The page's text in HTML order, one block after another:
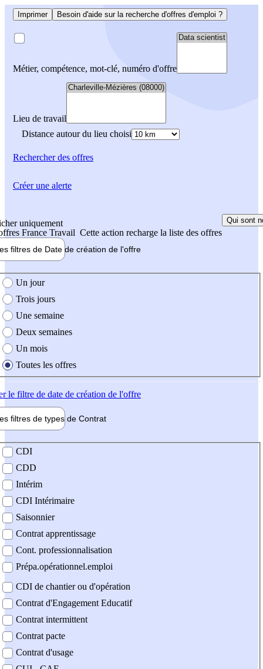
Imprimer Besoin d'aide sur la recherche d'offres d'emploi ?
Métier, compétence, mot-clé, numéro d'offre
Lieu de travail
Distance autour du lieu choisi
Rechercherdes offres
uniquement
France Travail Cette action recharge la liste des offres
Qui sont
filtres de Date de création de l'offre
création de l'offre
Un jour
Trois jours
Une semaine
Deux semaines
Un mois
Toutes les offres
le filtre de date de création de l'offre
filtres de types de Contrat
contrat
CDI
CDD
Intérim
CDI Intérimaire
Saisonnier
Contrat apprentissage
Cont. professionnalisation
Prépa.opérationnel.emploi
CDI de chantier ou d'opération
Contrat d'Engagement Educatif
Contrat intermittent
Contrat pacte
Contrat d'usage
Créer une alerte